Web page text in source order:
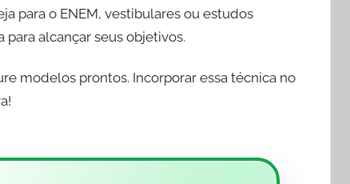
para o ENEM, vestibulares ou estudos
alcançar seus objetivos.
modelos prontos. Incorporar essa técnica no